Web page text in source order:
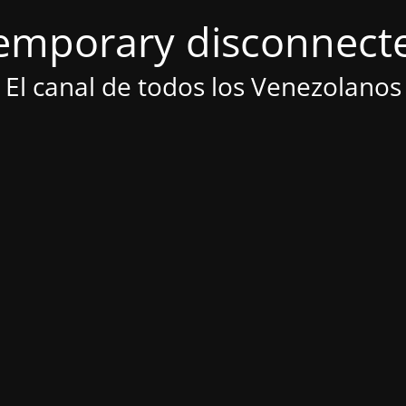
El canal de todos los Venezolanos